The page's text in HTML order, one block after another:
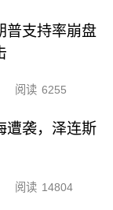
普支持率崩盘
阅读 6255
遭袭，泽连斯
阅读 14804